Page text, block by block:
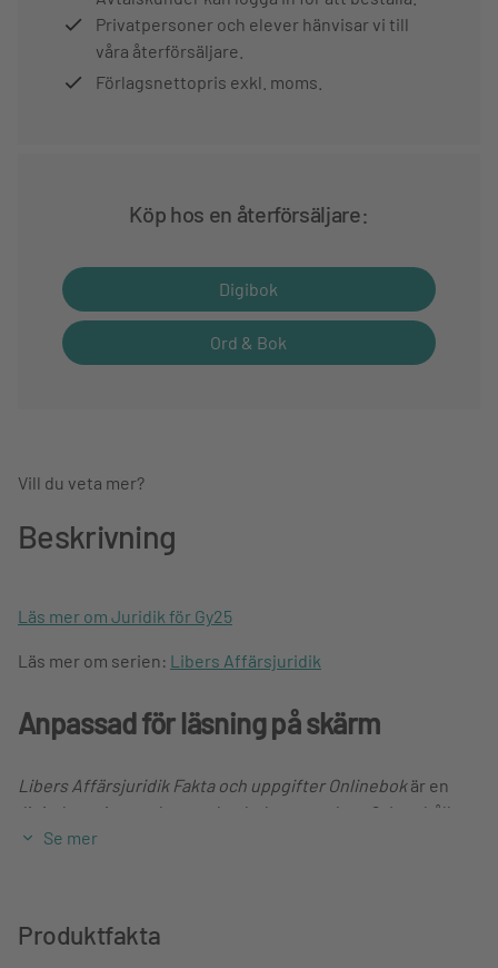
Vill du veta mer?
Beskrivning
Läs mer om Juridik för Gy25
Läs mer om serien: Libers Affärsjuridik
Anpassad för läsning på skärm
Libers Affärsjuridik Fakta och uppgifter Onlinebokär en
digital version av den tryckta bokens upplaga 2. Innehållet
är detsamma men formgivningen är anpassad för läsbarhet
interaktiva och självrättande uppgifter till varje kapitel.
Se mer
Produktfakta
Privatpersoner och elever hänvisar vi till
våra återförsäljare.
Förlagsnettopris exkl. moms.
Köp hos en återförsäljare:
Digibok
Ord & Bok